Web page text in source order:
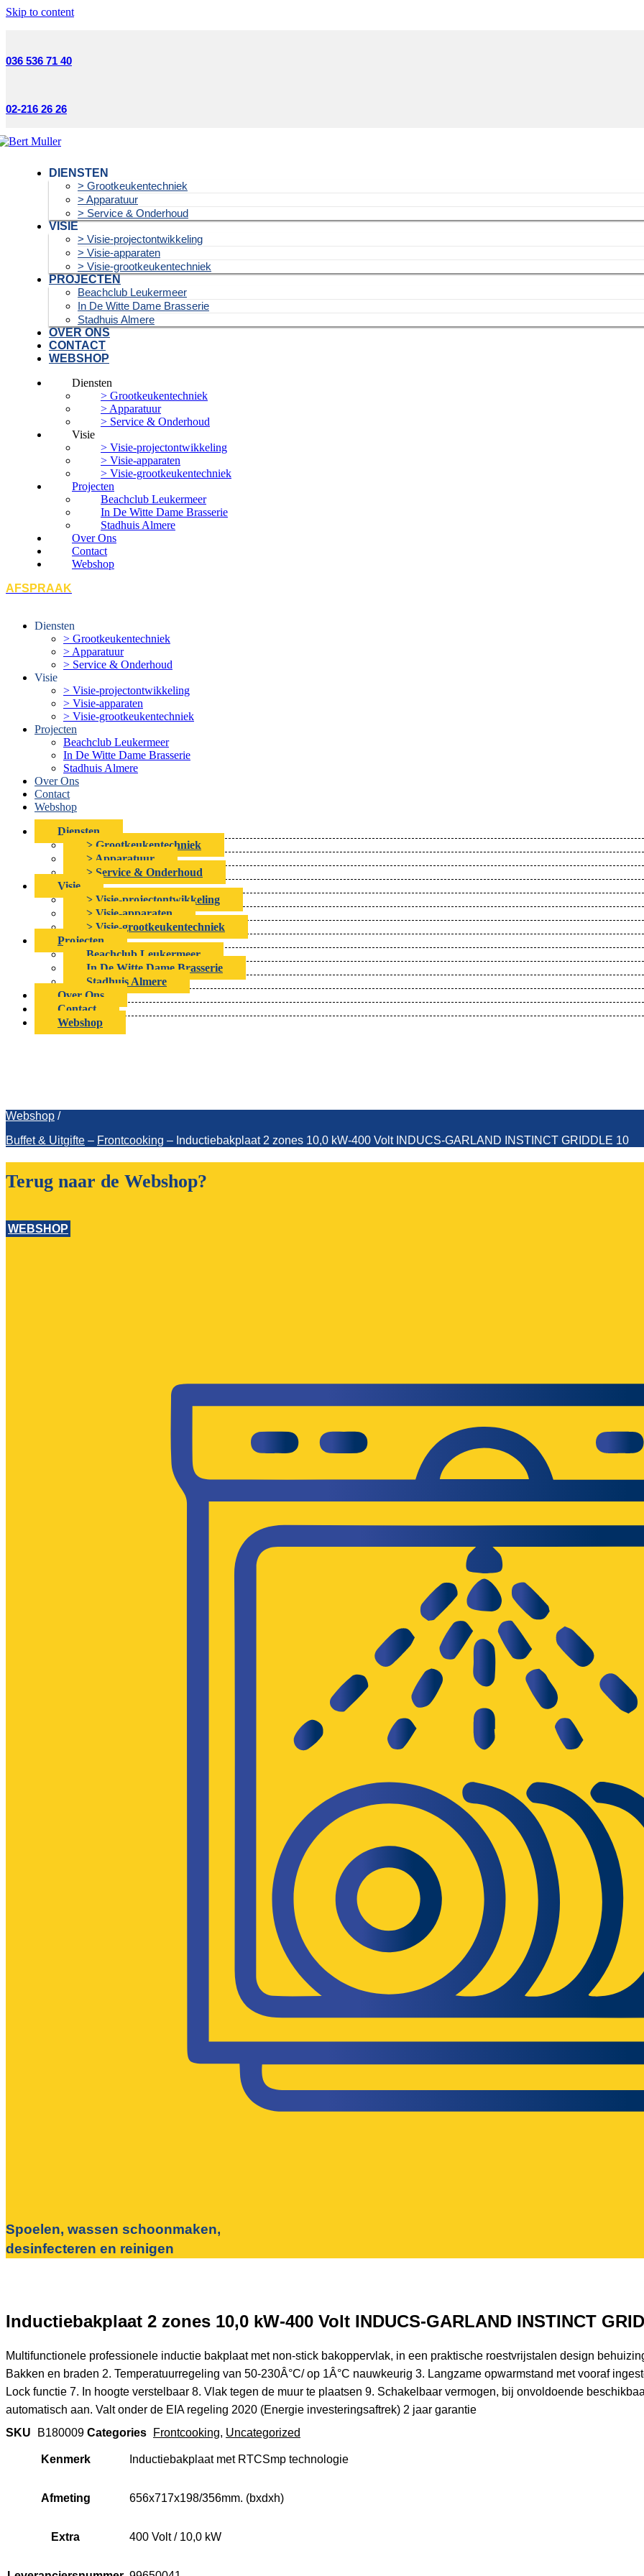
Skip to content
036 536 71 40
02-216 26 26
DIENSTEN
> Grootkeukentechniek
> Apparatuur
> Service & Onderhoud
VISIE
> Visie-projectontwikkeling
> Visie-apparaten
> Visie-grootkeukentechniek
PROJECTEN
Beachclub Leukermeer
In De Witte Dame Brasserie
Stadhuis Almere
OVER ONS
CONTACT
WEBSHOP
Diensten
> Grootkeukentechniek
> Apparatuur
> Service & Onderhoud
Visie
> Visie-projectontwikkeling
> Visie-apparaten
> Visie-grootkeukentechniek
Projecten
Beachclub Leukermeer
In De Witte Dame Brasserie
Stadhuis Almere
Over Ons
Contact
Webshop
AFSPRAAK
Diensten
> Grootkeukentechniek
> Apparatuur
> Service & Onderhoud
Visie
> Visie-projectontwikkeling
> Visie-apparaten
> Visie-grootkeukentechniek
Projecten
Beachclub Leukermeer
In De Witte Dame Brasserie
Stadhuis Almere
Over Ons
Contact
Webshop
Diensten
> Grootkeukentechniek
> Apparatuur
> Service & Onderhoud
Visie
> Visie-projectontwikkeling
> Visie-apparaten
> Visie-grootkeukentechniek
Projecten
Beachclub Leukermeer
In De Witte Dame Brasserie
Stadhuis Almere
Over Ons
Contact
Webshop
Webshop /
Buffet & Uitgifte – Frontcooking – Inductiebakplaat 2 zones 10,0 kW-400 Volt INDUCS-GARLAND INSTINCT GRIDDLE 10
Terug naar de Webshop?
WEBSHOP
Spoelen, wassen schoonmaken,
desinfecteren en reinigen
Inductiebakplaat 2 zones 10,0 kW-400 Volt INDUCS-GARLAND INSTINCT
Multifunctionele professionele inductie bakplaat met non-stick bakoppervlak, in een praktische roestvrijstalen design
Bakken en braden 2. Temperatuurregeling van 50-230Â°C/ op 1Â°C nauwkeurig 3. Langzame opwarmstand met vooraf
Lock functie 7. In hoogte verstelbaar 8. Vlak tegen de muur te plaatsen 9. Schakelbaar vermogen, bij onvoldoende
automatisch aan. Valt onder de EIA regeling 2020 (Energie investeringsaftrek) 2 jaar garantie
SKU
B180009 Categories Frontcooking, Uncategorized
Kenmerk Inductiebakplaat met RTCSmp technologie
Afmeting 656x717x198/356mm. (bxdxh)
Extra 400 Volt / 10,0 kW